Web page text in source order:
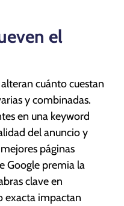
el
cuánto cuestan
y combinadas.
en una keyword
del anuncio y
páginas
Google premia la
clave en
exacta impactan